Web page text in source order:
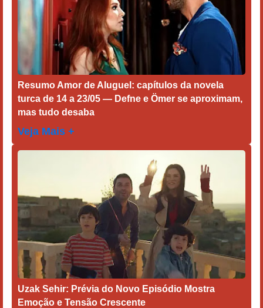
Resumo Amor de Aluguel: capítulos da novela
turca de 14 a 23/05 — Defne e Ömer se aproximam,
mas tudo desaba
Veja Mais +
Uzak Sehir: Prévia do Novo Episódio Mostra
Emoção e Tensão Crescente